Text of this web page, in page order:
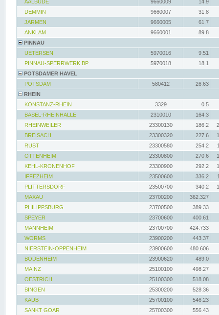
AALBUDE
9660009
14.9
DEMMIN
9660007
31.8
JARMEN
9660005
61.7
ANKLAM
9660001
89.8
PINNAU
UETERSEN
5970016
9.51
PINNAU-SPERRWERK BP
5970018
18.1
POTSDAMER HAVEL
POTSDAM
580412
26.63
RHEIN
KONSTANZ-RHEIN
3329
0.5
BASEL-RHEINHALLE
2310010
164.3
RHEINWEILER
23300130 186.2
BREISACH
23300320 227.6
RUST
23300580 254.2
OTTENHEIM
23300800 270.6
KEHL-KRONENHOF
23300900 292.2
IFFEZHEIM
23500600 336.2
PLITTERSDORF
23500700 340.2
MAXAU
23700200
362.327
PHILIPPSBURG
23700500
389.33
SPEYER
23700600
400.61
MANNHEIM
23700700
424.733
WORMS
23900200
443.37
NIERSTEIN-OPPENHEIM
23900600
480.606
BODENHEIM
23900620
489.0
MAINZ
25100100
498.27
OESTRICH
25100300
518.08
BINGEN
25300200
528.36
KAUB
25700100
546.23
SANKT GOAR
25700300
556.43